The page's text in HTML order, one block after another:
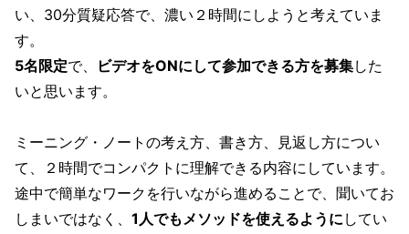
い、30分質疑応答で、濃い２時間にしようと考えていま
す。
5名限定で、 ビデオをONにして参加できる方を募集した
いと思います。
ミーニング・ノートの考え方、書き方、見返し方につい
て、２時間でコンパクトに理解できる内容にしています。
途中で簡単なワークを行いながら進めることで、聞いてお
しまいではなく、 1人でもメソッドを使えるように してい